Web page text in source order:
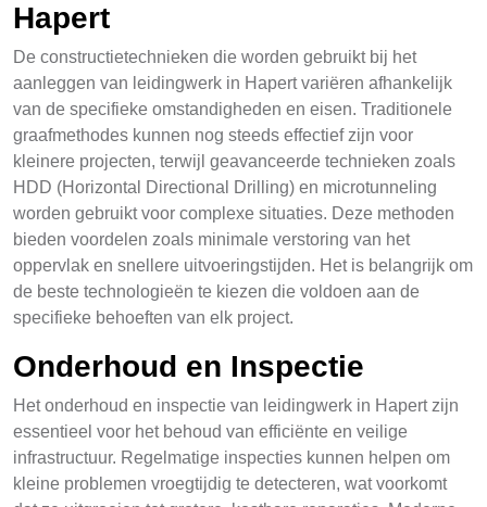
Hapert
De constructietechnieken die worden gebruikt bij het
aanleggen van leidingwerk in Hapert variëren afhankelijk
van de specifieke omstandigheden en eisen. Traditionele
graafmethodes kunnen nog steeds effectief zijn voor
kleinere projecten, terwijl geavanceerde technieken zoals
HDD (Horizontal Directional Drilling) en microtunneling
worden gebruikt voor complexe situaties. Deze methoden
bieden voordelen zoals minimale verstoring van het
oppervlak en snellere uitvoeringstijden. Het is belangrijk om
de beste technologieën te kiezen die voldoen aan de
specifieke behoeften van elk project.
Onderhoud en Inspectie
Het onderhoud en inspectie van leidingwerk in Hapert zijn
essentieel voor het behoud van efficiënte en veilige
infrastructuur. Regelmatige inspecties kunnen helpen om
kleine problemen vroegtijdig te detecteren, wat voorkomt